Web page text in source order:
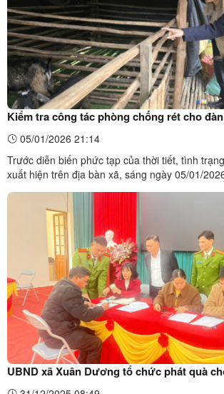
Kiểm tra công tác phòng chống rét cho
tại các thôn: Pò Đồn, Suối Mành xã Xuân
05/01/2026 21:14
Trước diễn biến phức tạp của thời tiết, tình
xuất hiện trên địa bàn xã, sáng ngày 05/01/
Chủ tịch UBND xã làm Trưởng đoàn đã có buổi
phòng chống rét cho đàn gia súc, gia cầm tại ...
UBND xã Xuân Dương tổ chức phát quà
chính sách theo Nghị quyết số 418/NQ-CP